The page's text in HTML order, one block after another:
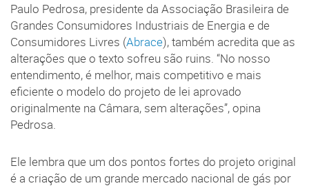
Paulo Pedrosa, presidente da Associação Brasileira de
Grandes Consumidores Industriais de Energia e de
Consumidores Livres (Abrace), também acredita que as
alterações que o texto sofreu são ruins. “No nosso
entendimento, é melhor, mais competitivo e mais
eficiente o modelo do projeto de lei aprovado
originalmente na Câmara, sem alterações”, opina
Pedrosa.
Ele lembra que um dos pontos fortes do projeto original
é a criação de um grande mercado nacional de gás por